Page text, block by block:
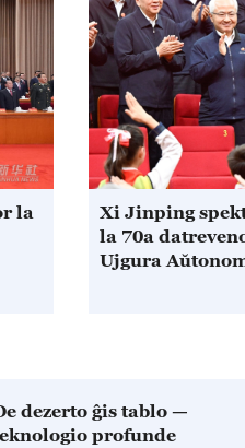
la
Xi Jinping
la 70a
Ujgura
dezerto ĝis tablo —
profunde